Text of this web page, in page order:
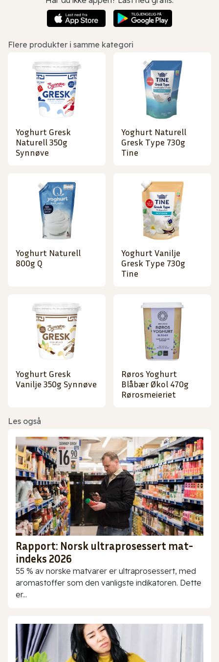
Flere produkter i samme kategori
Yoghurt Gresk
Naturell 350g
Synnøve
Yoghurt Naturell
Gresk Type 730g
Tine
Yoghurt Naturell
800g Q
Yoghurt Vanilje
Gresk Type 730g
Tine
Yoghurt Gresk
Vanilje 350g Synnøve
Røros Yoghurt
Blåbær Økol 470g
Rørosmeieriet
Les også
Rapport: Norsk ultraprosessert mat-
indeks 2026
55 % av norske matvarer er ultraprosessert, med
aromastoffer som den vanligste indikatoren. Dette
er...